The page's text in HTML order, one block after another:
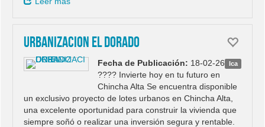
URBANIZACION EL DORADO
Ica
Fecha de Publicación: 18-02-26
???? Invierte hoy en tu futuro en
Chincha Alta Se encuentra disponible
un exclusivo proyecto de lotes urbanos en Chincha Alta,
una excelente oportunidad para construir la vivienda que
siempre soñó o realizar una inversión segura y rentable.